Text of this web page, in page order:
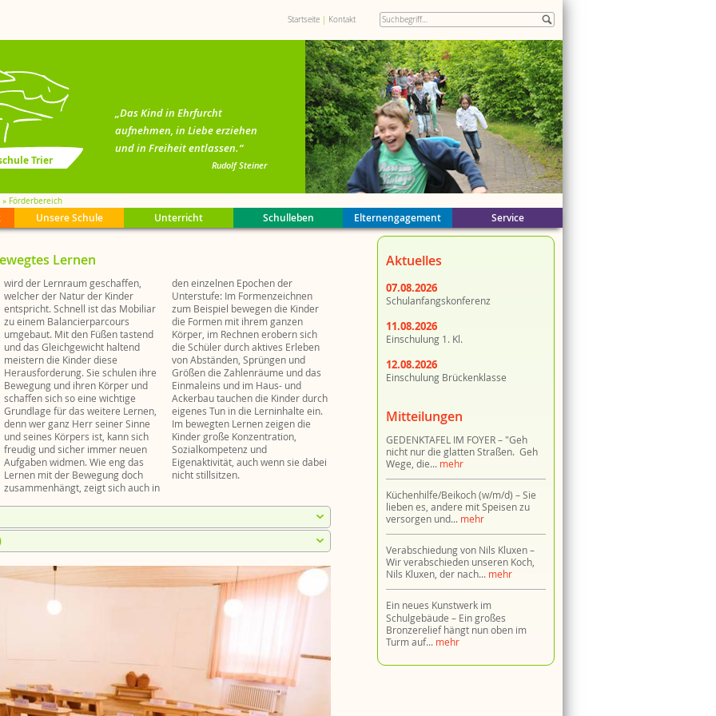
Startseite Kontakt
Trier
„Das Kind in Ehrfurcht
aufnehmen, in Liebe erziehen
und in Freiheit entlassen.“
Rudolf Steiner
Förderbereich
Unsere Schule Unterricht Schulleben Elternengagement Service
Ferien + Feiertage
Inklusion
Gebäude + Gelände
Selbstverwaltung
Ehemalige Schutzkonzept
Satzung
Kunstforum
Schulfeier Abschlüsse
Eurythmie
Förderbereich Projektarbeiten
Offenes Haus
Vor die Tür
Tag der offenen Tür
2021
Basarkreis
Nützliche Links
Lernen
wird der Lernraum geschaffen,
welcher der Natur der Kinder
entspricht. Schnell ist das Mobiliar
zu einem Balancierparcours
umgebaut. Mit den Füßen tastend
und das Gleichgewicht haltend
meistern die Kinder diese
Herausforderung. Sie schulen ihre
Bewegung und ihren Körper und
schaffen sich so eine wichtige
Grundlage für das weitere Lernen,
denn wer ganz Herr seiner Sinne
und seines Körpers ist, kann sich
freudig und sicher immer neuen
Aufgaben widmen. Wie eng das
Lernen mit der Bewegung doch
zusammenhängt, zeigt sich auch in
den einzelnen Epochen der
Unterstufe: Im Formenzeichnen
zum Beispiel bewegen die Kinder
die Formen mit ihrem ganzen
Körper, im Rechnen erobern sich
die Schüler durch aktives Erleben
von Abständen, Sprüngen und
Größen die Zahlenräume und das
Einmaleins und im Haus- und
Ackerbau tauchen die Kinder durch
eigenes Tun in die Lerninhalte ein.
Im bewegten Lernen zeigen die
Kinder große Konzentration,
Sozialkompetenz und
Eigenaktivität, auch wenn sie dabei
nicht stillsitzen.
Ende des
wichtiges
erfasst. Die
das Kind am
ergriffen hat
es sich bis
hat.
im
Grobmotorik
Zeitorientierung
Arbeitshaltung, Ausdauer,
Konzentrationsvermögen
Nach Abschluss der Untersuchung wird durch den
Klassenlehrer das Untersuchungsergebnis ergänzt.
ist eine
Sie dient
im
und
werden.
und
der
Wahrnehmungsstörungen in der Sinnes- und
Bewegungsentwicklung, in der Wahrnehmung der
gerichteten Aufmerksamkeit, in den Kulturtechniken,
im Emotionalen, im Sozialen, in der
Einseitigkeiten im motorischen, seelischen und
lernspezifischen Bereich behandelt.
Das Kind bekommt die Möglichkeit, persönliche
Aktuelles
07.08.2026
Schulanfangskonferenz
11.08.2026
Einschulung 1. Kl.
12.08.2026
Einschulung Brückenklasse
Mitteilungen
GEDENKTAFEL IM FOYER
"Geh
nicht nur die glatten Straßen. Geh
Wege, die... mehr
Küchenhilfe/Beikoch (w/m/d)
Sie
lieben es, andere mit Speisen zu
versorgen und... mehr
Verabschiedung von Nils Kluxen
Wir verabschieden unseren Koch,
Nils Kluxen, der nach... mehr
Ein neues Kunstwerk im
Schulgebäude
Ein großes
Bronzerelief hängt nun oben im
Turm auf... mehr